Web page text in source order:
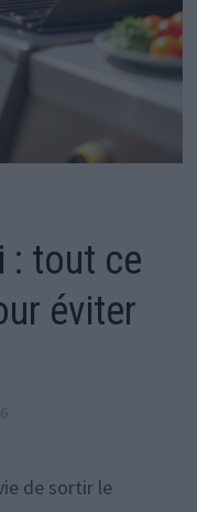
: tout ce
éviter
de sortir le